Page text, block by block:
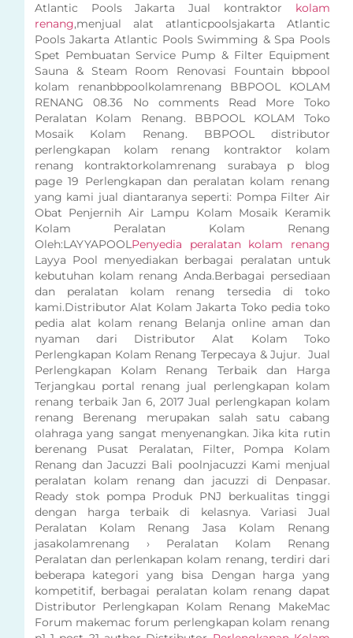
Atlantic Pools Jakarta Jual kontraktor kolam
renang,menjual alat atlanticpoolsjakarta Atlantic
Pools Jakarta Atlantic Pools Swimming & Spa Pools
Spet Pembuatan Service Pump & Filter Equipment
Sauna & Steam Room Renovasi Fountain bbpool
kolam renanbbpoolkolamrenang BBPOOL KOLAM
RENANG 08.36 No comments Read More Toko
Peralatan Kolam Renang. BBPOOL KOLAM Toko
Mosaik Kolam Renang. BBPOOL distributor
perlengkapan kolam renang kontraktor kolam
renang kontraktorkolamrenang surabaya p blog
page 19 Perlengkapan dan peralatan kolam renang
yang kami jual diantaranya seperti: Pompa Filter Air
Obat Penjernih Air Lampu Kolam Mosaik Keramik
Kolam Peralatan Kolam Renang
Oleh:LAYYAPOOLPenyedia peralatan kolam renang
Layya Pool menyediakan berbagai peralatan untuk
kebutuhan kolam renang Anda.Berbagai persediaan
dan peralatan kolam renang tersedia di toko
kami.Distributor Alat Kolam Jakarta Toko pedia toko
pedia alat kolam renang Belanja online aman dan
nyaman dari Distributor Alat Kolam Toko
Perlengkapan Kolam Renang Terpecaya & Jujur. Jual
Perlengkapan Kolam Renang Terbaik dan Harga
Terjangkau portal renang jual perlengkapan kolam
renang terbaik Jan 6, 2017 Jual perlengkapan kolam
renang Berenang merupakan salah satu cabang
olahraga yang sangat menyenangkan. Jika kita rutin
berenang Pusat Peralatan, Filter, Pompa Kolam
Renang dan Jacuzzi Bali poolnjacuzzi Kami menjual
peralatan kolam renang dan jacuzzi di Denpasar.
Ready stok pompa Produk PNJ berkualitas tinggi
dengan harga terbaik di kelasnya. Variasi Jual
Peralatan Kolam Renang Jasa Kolam Renang
jasakolamrenang › Peralatan Kolam Renang
Peralatan dan perlenkapan kolam renang, terdiri dari
beberapa kategori yang bisa Dengan harga yang
kompetitif, berbagai peralatan kolam renang dapat
Distributor Perlengkapan Kolam Renang MakeMac
Forum makemac forum perlengkapan kolam renang